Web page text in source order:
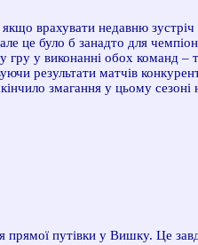
врахувати недавню
це було б занадто для
у виконанні обох команд –
результати матчів
змагання у цьому сезоні
прямої путівки у Вишку. Це